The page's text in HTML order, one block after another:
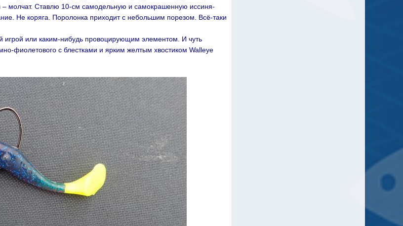
молчат. Ставлю 10-см самодельную и самокрашенную иссиня-
Не коряга. Поролонка приходит с небольшим порезом. Всё-таки
игрой или каким-нибудь провоцирующим элементом. И чуть
фиолетового с блестками и ярким желтым хвостикомWalleye